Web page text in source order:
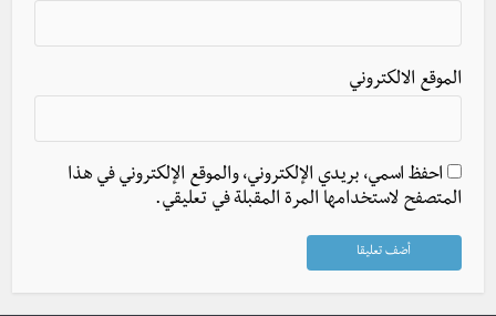
الموقع الالكتروني
احفظ اسمي، بريدي الإلكتروني، والموقع الإلكتروني في هذا
المتصفح لاستخدامها المرة المقبلة في تعليقي.